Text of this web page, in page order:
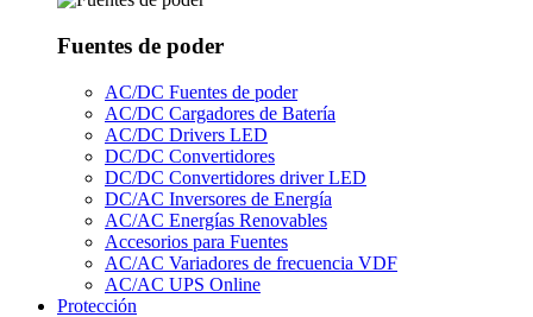
Fuentes de poder
AC/DC Fuentes de poder
AC/DC Cargadores de Batería
AC/DC Drivers LED
DC/DC Convertidores
DC/DC Convertidores driver LED
DC/AC Inversores de Energía
AC/AC Energías Renovables
Accesorios para Fuentes
AC/AC Variadores de frecuencia VDF
AC/AC UPS Online
Protección